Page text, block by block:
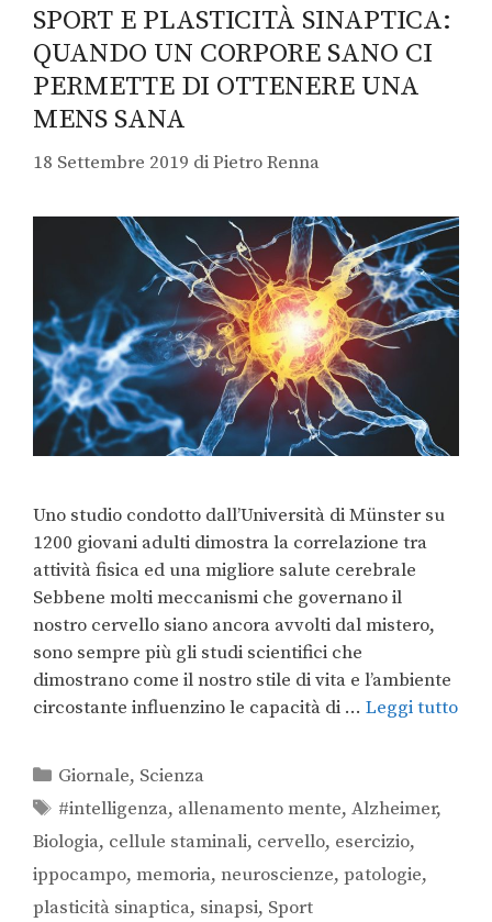
SPORT E PLASTICITÀ SINAPTICA:
QUANDO UN CORPORE SANO CI
PERMETTE DI OTTENERE UNA
MENS SANA
18 Settembre 2019 diPietro Renna
Uno studio condotto dall’Università di Münster su
1200 giovani adulti dimostra la correlazione tra
attività fisica ed una migliore salute cerebrale
Sebbene molti meccanismi che governano il
nostro cervello siano ancora avvolti dal mistero,
sono sempre più gli studi scientifici che
dimostrano come il nostro stile di vita e l’ambiente
circostante influenzino le capacità di … Leggi tutto
Giornale, Scienza
#intelligenza, allenamento mente,Alzheimer,
Biologia, cellule staminali, cervello, esercizio,
ippocampo, memoria, neuroscienze, patologie,
plasticità sinaptica, sinapsi, Sport